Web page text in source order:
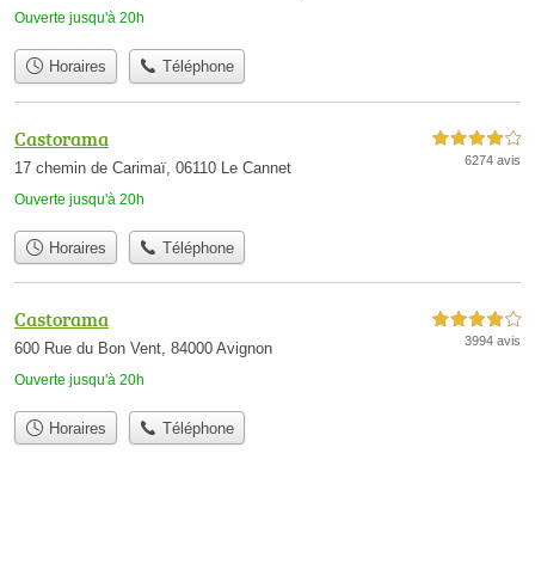
Ouverte jusqu'à 20h
Horaires Téléphone
Castorama
17 chemin de Carimaï, 06110 Le Cannet
Ouverte jusqu'à 20h
4,0 étoiles sur 5
6274 avis
Horaires Téléphone
Castorama
600 Rue du Bon Vent, 84000 Avignon
Ouverte jusqu'à 20h
4,0 étoiles sur 5
3994 avis
Horaires Téléphone